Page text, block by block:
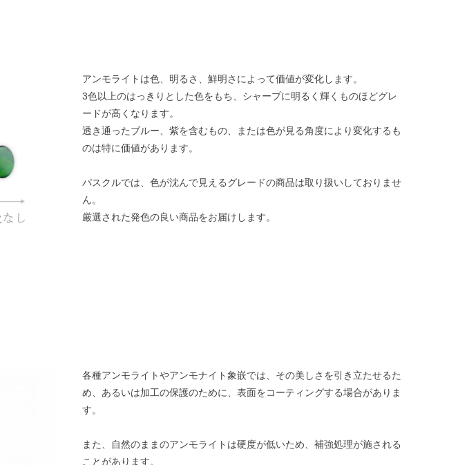
アンモライトは色、明るさ、鮮明さによって価値が変化します。
3色以上のはっきりとした色をもち、シャープに明るく輝くものほどグレ
ードが高くなります。
透き通ったブルー、紫を含むもの、または色が見る角度により変化するも
のは特に価値があります。
パスクルでは、色が沈んで見えるグレードの商品は取り扱いしておりませ
ん。
厳選された発色の良い商品をお届けします。
各種アンモライトやアンモナイト象嵌では、その美しさを引き立たせるた
め、あるいは加工の保護のために、表面をコーティングする場合がありま
す。
また、自然のままのアンモライトは硬度が低いため、補強処理が施される
ことがあります。